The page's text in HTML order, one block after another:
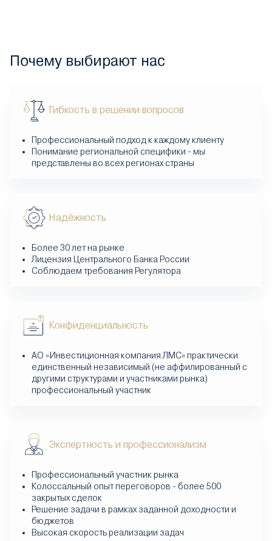
Почему выбирают нас
Гибкость в решении вопросов
Профессиональный подход к каждому клиенту
Понимание региональной специфики - мы
представлены во всех регионах страны
Надёжность
Более 30 лет на рынке
Лицензия Центрального Банка России
Соблюдаем требования Регулятора
Конфиденциальность
АО «Инвестиционная компания ЛМС» практически
единственный независимый (не аффилированный с
другими структурами и участниками рынка)
профессиональный участник
Экспертность и профессионализм
Профессиональный участник рынка
Колоссальный опыт переговоров - более 500
закрытых сделок
Решение задачи в рамках заданной доходности и
бюджетов
Высокая скорость реализации задач